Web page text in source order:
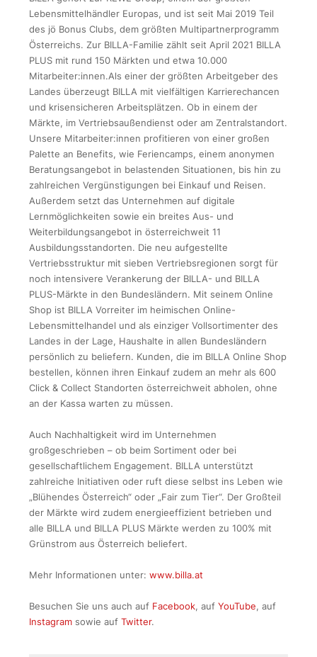
Lebensmittelhändler Europas, und ist seit Mai 2019 Teil
des jö Bonus Clubs, dem größten Multipartnerprogramm
Österreichs. Zur BILLA-Familie zählt seit April 2021 BILLA
PLUS mit rund 150 Märkten und etwa 10.000
Mitarbeiter:innen.Als einer der größten Arbeitgeber des
Landes überzeugt BILLA mit vielfältigen Karrierechancen
und krisensicheren Arbeitsplätzen. Ob in einem der
Märkte, im Vertriebsaußendienst oder am Zentralstandort.
Unsere Mitarbeiter:innen profitieren von einer großen
Palette an Benefits, wie Feriencamps, einem anonymen
Beratungsangebot in belastenden Situationen, bis hin zu
zahlreichen Vergünstigungen bei Einkauf und Reisen.
Außerdem setzt das Unternehmen auf digitale
Lernmöglichkeiten sowie ein breites Aus- und
Weiterbildungsangebot in österreichweit 11
Ausbildungsstandorten. Die neu aufgestellte
Vertriebsstruktur mit sieben Vertriebsregionen sorgt für
noch intensivere Verankerung der BILLA- und BILLA
PLUS-Märkte in den Bundesländern. Mit seinem Online
Shop ist BILLA Vorreiter im heimischen Online-
Lebensmittelhandel und als einziger Vollsortimenter des
Landes in der Lage, Haushalte in allen Bundesländern
persönlich zu beliefern. Kunden, die im BILLA Online Shop
bestellen, können ihren Einkauf zudem an mehr als 600
Click & Collect Standorten österreichweit abholen, ohne
an der Kassa warten zu müssen.
Auch Nachhaltigkeit wird im Unternehmen
großgeschrieben – ob beim Sortiment oder bei
gesellschaftlichem Engagement. BILLA unterstützt
zahlreiche Initiativen oder ruft diese selbst ins Leben wie
„Blühendes Österreich“ oder „Fair zum Tier“. Der Großteil
der Märkte wird zudem energieeffizient betrieben und
alle BILLA und BILLA PLUS Märkte werden zu 100% mit
Grünstrom aus Österreich beliefert.
Mehr Informationen unter: www.billa.at
Besuchen Sie uns auch auf Facebook, auf YouTube, auf
Instagram sowie auf Twitter.